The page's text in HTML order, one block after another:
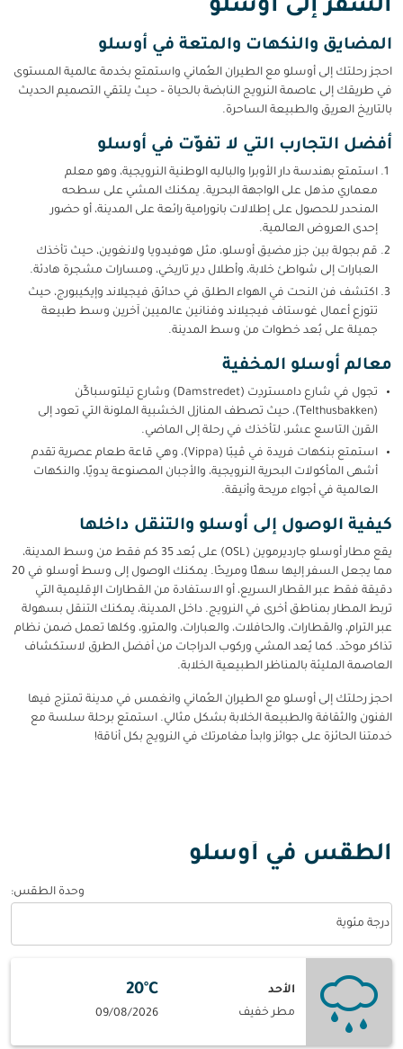
السفر إلى أوسلو
المضايق والنكهات والمتعة في أوسلو
احجز رحلتك إلى أوسلو مع الطيران العُماني واستمتع بخدمة عالمية المستوى
في طريقك إلى عاصمة النرويج النابضة بالحياة – حيث يلتقي التصميم الحديث
بالتاريخ العريق والطبيعة الساحرة.
أفضل التجارب التي لا تفوّت في أوسلو
استمتع بهندسة دار الأوبرا والباليه الوطنية النرويجية، وهو معلم
معماري مذهل على الواجهة البحرية. يمكنك المشي على سطحه
المنحدر للحصول على إطلالات بانورامية رائعة على المدينة، أو حضور
إحدى العروض العالمية.
قم بجولة بين جزر مضيق أوسلو، مثل هوفيدويا ولانغوين، حيث تأخذك
العبارات إلى شواطئ خلابة، وأطلال دير تاريخي، ومسارات مشجرة هادئة.
اكتشف فن النحت في الهواء الطلق في حدائق فيجيلاند وإيكيبورج، حيث
تتوزع أعمال غوستاف فيجيلاند وفنانين عالميين آخرين وسط طبيعة
جميلة على بُعد خطوات من وسط المدينة.
معالم أوسلو المخفية
تجول في شارع دامسترِدِت (Damstredet) وشارع تيلتوسباكِّن
(Telthusbakken)، حيث تصطف المنازل الخشبية الملونة التي تعود إلى
القرن التاسع عشر، لتأخذك في رحلة إلى الماضي.
استمتع بنكهات فريدة في ڤيبّا (Vippa)، وهي قاعة طعام عصرية تقدم
أشهى المأكولات البحرية النرويجية، والأجبان المصنوعة يدويًا، والنكهات
العالمية في أجواء مريحة وأنيقة.
كيفية الوصول إلى أوسلو والتنقل داخلها
يقع مطار أوسلو جارديرموين (OSL) على بُعد 35 كم فقط من وسط المدينة،
مما يجعل السفر إليها سهلًا ومريحًا. يمكنك الوصول إلى وسط أوسلو في 20
دقيقة فقط عبر القطار السريع، أو الاستفادة من القطارات الإقليمية التي
تربط المطار بمناطق أخرى في النرويج. داخل المدينة، يمكنك التنقل بسهولة
عبر الترام، والقطارات، والحافلات، والعبارات، والمترو، وكلها تعمل ضمن نظام
تذاكر موحّد. كما يُعد المشي وركوب الدراجات من أفضل الطرق لاستكشاف
العاصمة المليئة بالمناظر الطبيعية الخلابة.
احجز رحلتك إلى أوسلو مع الطيران العُماني وانغمس في مدينة تمتزج فيها
الفنون والثقافة والطبيعة الخلابة بشكل مثالي. استمتع برحلة سلسة مع
خدمتنا الحائزة على جوائز وابدأ مغامرتك في النرويج بكل أناقة!
الطقس في أوسلو
وحدة الطقس:
درجة مئوية
الأحد
مطر خفيف
20°C
09/08/2026